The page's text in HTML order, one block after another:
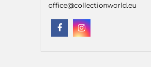
office@collectionworld.eu